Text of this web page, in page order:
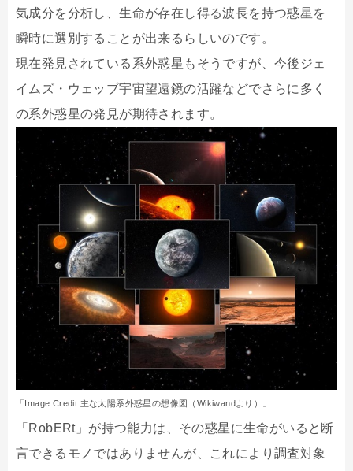
気成分を分析し、生命が存在し得る波長を持つ惑星を
瞬時に選別することが出来るらしいのです。
現在発見されている系外惑星もそうですが、今後ジェ
イムズ・ウェッブ宇宙望遠鏡の活躍などでさらに多く
の系外惑星の発見が期待されます。
「Image Credit:主な太陽系外惑星の想像図（Wikiwandより）」
「RobERt」が持つ能力は、その惑星に生命がいると断
言できるモノではありませんが、これにより調査対象